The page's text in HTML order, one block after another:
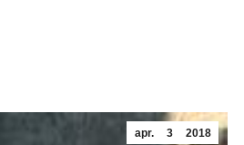
apr. 3 2018